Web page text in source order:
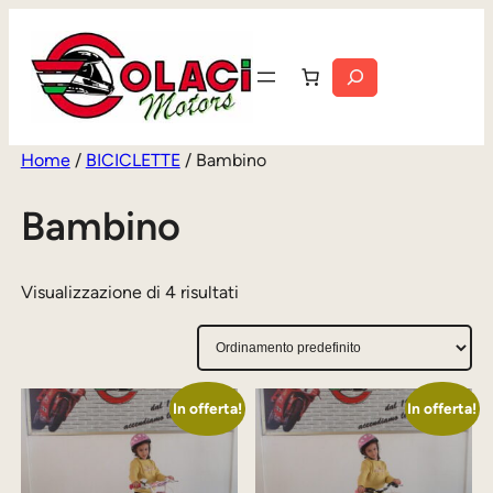
contenuto
Cerca
Home/ BICICLETTE/ Bambino
Bambino
Visualizzazione di 4 risultati
In offerta! In offerta!